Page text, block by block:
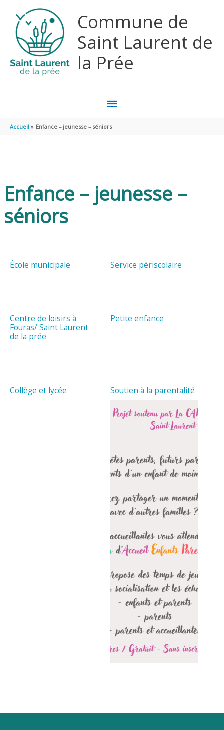
Commune de
Saint Laurent de
la Prée
MENU
PRINCIPAL
Accueil Enfance – jeunesse – séniors
Enfance – jeunesse –
séniors
École municipale Service périscolaire
Centre de loisirs à
Fouras/ Saint Laurent
de la prée
Petite enfance
Collège et lycée Soutien à la parentalité